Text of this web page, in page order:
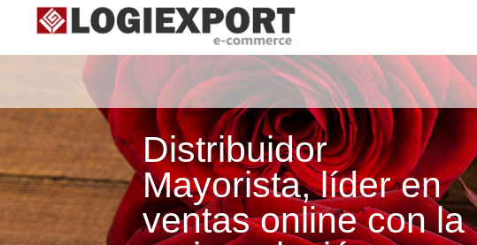
Distribuidor
Mayorista, líder en
ventas online con la